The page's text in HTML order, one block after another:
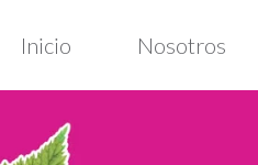
Inicio Nosotros